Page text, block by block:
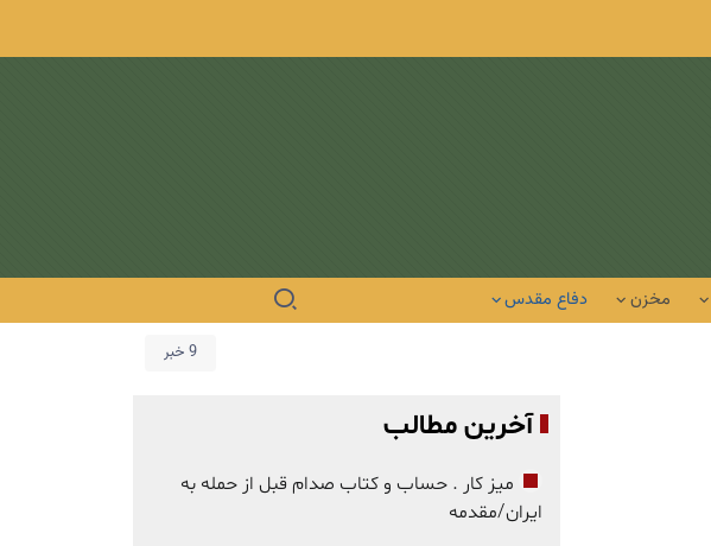
مخزن دفاع مقدس
9 خبر
آخرین مطالب
میز کار . حساب و کتاب صدام قبل از حمله به
ایران/مقدمه